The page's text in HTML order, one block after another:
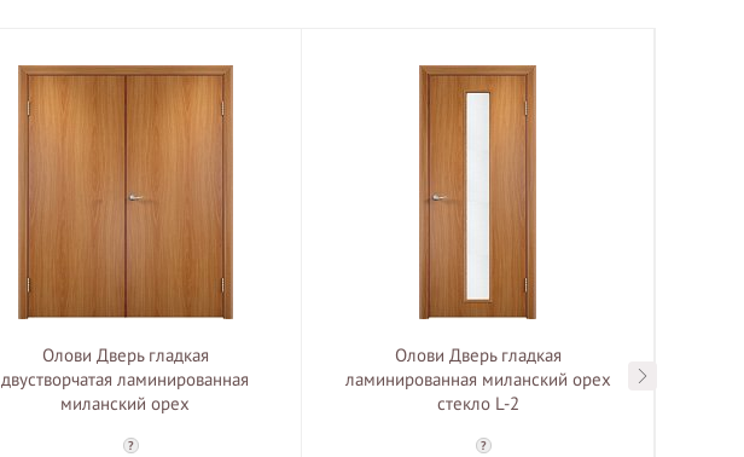
Олови Дверь гладкая
двустворчатая ламинированная
миланский орех
?
Олови Дверь гладкая
ламинированная миланский орех
стекло L-2
?